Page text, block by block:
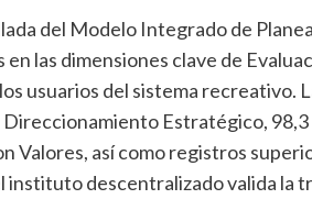
del Modelo Integrado de
las dimensiones clave de
usuarios del sistema recreativo.
Estratégico,
Valores, así como registros
descentralizado valida la